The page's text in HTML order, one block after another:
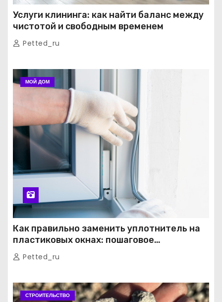
Услуги клининга: как найти баланс между
чистотой и свободным временем
Petted_ru
МОЙ ДОМ
Как правильно заменить уплотнитель на
пластиковых окнах: пошаговое
руководство от экспертов
Petted_ru
СТРОИТЕЛЬСТВО